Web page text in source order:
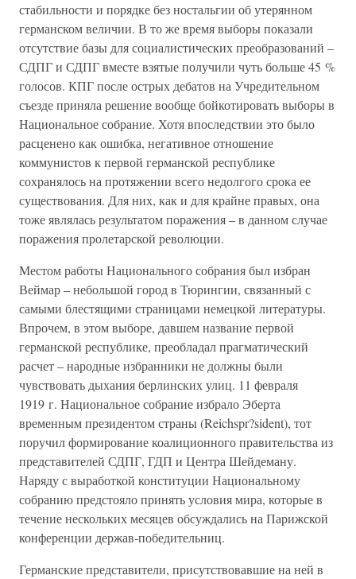
стабильности и порядке без ностальгии об утерянном
германском величии. В то же время выборы показали
отсутствие базы для социалистических преобразований –
СДПГ и СДПГ вместе взятые получили чуть больше 45 %
голосов. КПГ после острых дебатов на Учредительном
съезде приняла решение вообще бойкотировать выборы в
Национальное собрание. Хотя впоследствии это было
расценено как ошибка, негативное отношение
коммунистов к первой германской республике
сохранялось на протяжении всего недолгого срока ее
существования. Для них, как и для крайне правых, она
тоже являлась результатом поражения – в данном случае
поражения пролетарской революции.
Местом работы Национального собрания был избран
Веймар – небольшой город в Тюрингии, связанный с
самыми блестящими страницами немецкой литературы.
Впрочем, в этом выборе, давшем название первой
германской республике, преобладал прагматический
расчет – народные избранники не должны были
чувствовать дыхания берлинских улиц. 11 февраля
1919 г. Национальное собрание избрало Эберта
временным президентом страны (Reichspr?sident), тот
поручил формирование коалиционного правительства из
представителей СДПГ, ГДП и Центра Шейдеману.
Наряду с выработкой конституции Национальному
собранию предстояло принять условия мира, которые в
течение нескольких месяцев обсуждались на Парижской
конференции держав-победительниц.
Германские представители, присутствовавшие на ней в